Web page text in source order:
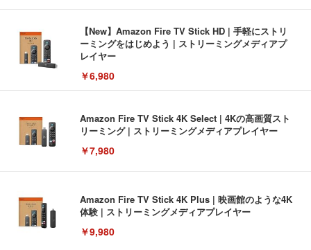
【New】Amazon Fire TV Stick HD | 手軽にストリ
ーミングをはじめよう | ストリーミングメディアプ
レイヤー
￥6,980
Amazon Fire TV Stick 4K Select | 4Kの高画質スト
リーミング | ストリーミングメディアプレイヤー
￥7,980
Amazon Fire TV Stick 4K Plus | 映画館のような4K
体験 | ストリーミングメディアプレイヤー
￥9,980